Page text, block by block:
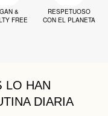
&
FREE
RESPETUOSO
CON EL PLANETA
LO HAN
DIARIA